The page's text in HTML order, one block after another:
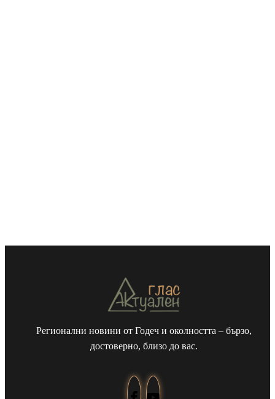
Регионални новини от Годеч и околността – бързо,
достоверно, близо до вас.